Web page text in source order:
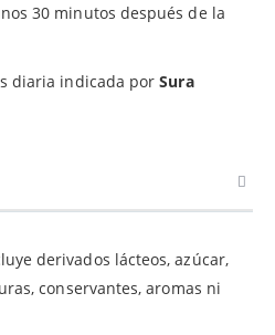
30 minutos después de la
diaria indicada porSura
derivados lácteos, azúcar,
conservantes, aromas ni